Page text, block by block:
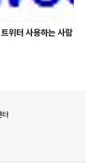
위터 사용하는 사람
터